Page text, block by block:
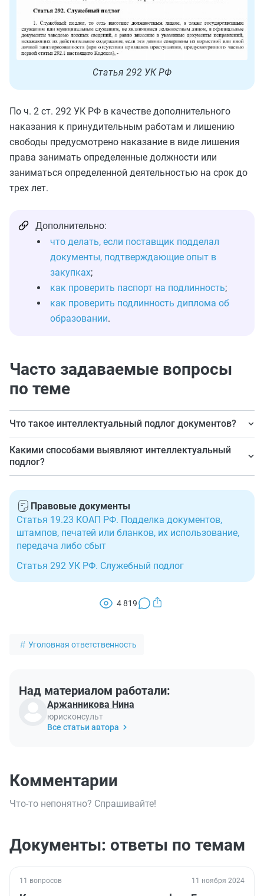
Статья 292 УК РФ
По ч. 2 ст. 292 УК РФ в качестве дополнительного
наказания к принудительным работам и лишению
свободы предусмотрено наказание в виде лишения
права занимать определенные должности или
заниматься определенной деятельностью на срок до
трех лет.
Дополнительно:
что делать, если поставщик подделал
документы, подтверждающие опыт в
закупках;
как проверить паспорт на подлинность;
как проверить подлинность диплома об
образовании.
Часто задаваемые вопросы
по теме
Что такое интеллектуальный подлог документов?
Это опасное деяние, выраженное в составлении
заведомо ложного (фиктивного) документа с
извращением им удостоверяемых фактов или
событий.
Какими способами выявляют интеллектуальный
подлог?
документоведения, графологического анализа и
криминалистики. Обычно все это проводится в рамках
следственных, оперативных или судебных действий.
Правовые документы
Статья 19.23 КОАП РФ. Подделка документов,
штампов, печатей или бланков, их использование,
передача либо сбыт
Статья 292 УК РФ. Служебный подлог
4 819
Уголовная ответственность
Над материалом работали:
Аржанникова Нина
юрисконсульт
Все статьи автора
Комментарии
Что-то непонятно? Спрашивайте!
Документы: ответы по темам
11 вопросов 11 ноября 2024